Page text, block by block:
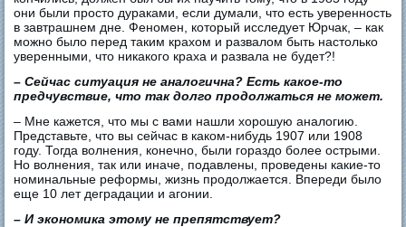
они были просто дураками, если думали, что есть уверенность
в завтрашнем дне. Феномен, который исследует Юрчак, – как
можно было перед таким крахом и развалом быть настолько
уверенными, что никакого краха и развала не будет?!
– Сейчас ситуация не аналогична? Есть какое-то
предчувствие, что так долго продолжаться не может.
– Мне кажется, что мы с вами нашли хорошую аналогию.
Представьте, что вы сейчас в каком-нибудь 1907 или 1908
году. Тогда волнения, конечно, были гораздо более острыми.
Но волнения, так или иначе, подавлены, проведены какие-то
номинальные реформы, жизнь продолжается. Впереди было
еще 10 лет деградации и агонии.
– И экономика этому не препятствует?